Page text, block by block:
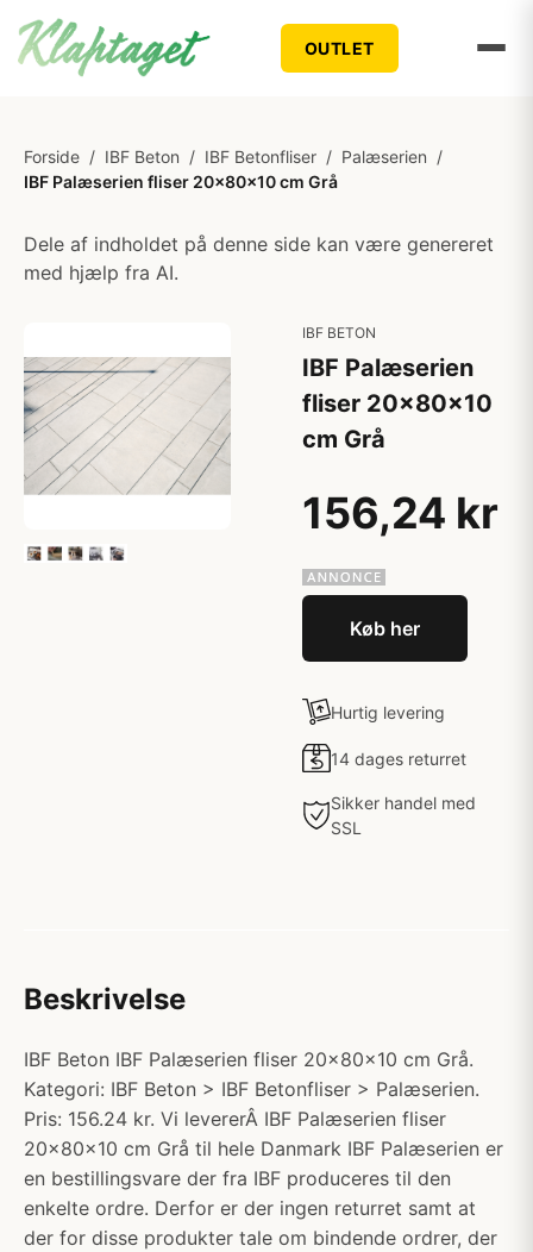
OUTLET
Forside / IBF Beton / IBF Betonfliser / Palæserien /
IBF Palæserien fliser 20x80x10 cm Grå
Dele af indholdet på denne side kan være genereret
med hjælp fra AI.
IBF BETON
IBF Palæserien
fliser 20x80x10
cm Grå
156,24 kr
Køb her
Hurtig levering
14 dages returret
Sikker handel med
SSL
Beskrivelse
IBF Beton IBF Palæserien fliser 20x80x10 cm Grå.
Kategori: IBF Beton > IBF Betonfliser > Palæserien.
Pris: 156.24 kr. Vi levererÂ IBF Palæserien fliser
20x80x10 cm Grå til hele Danmark IBF Palæserien er
en bestillingsvare der fra IBF produceres til den
enkelte ordre. Derfor er der ingen returret samt at
der for disse produkter tale om bindende ordrer, der